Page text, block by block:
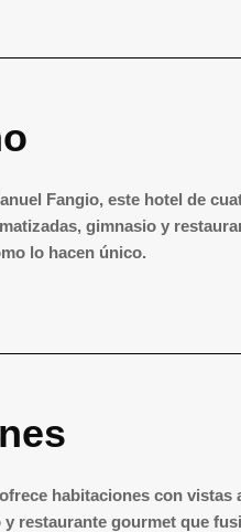
Fangio, este hotel de
gimnasio y
lo hacen único.
habitaciones con vistas
restaurante gourmet que